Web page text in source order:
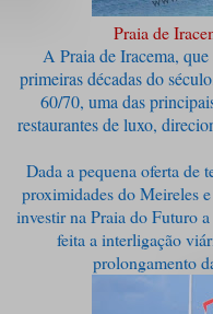
Praia de
A Praia de Iracema,
primeiras décadas do
60/70, uma das
restaurantes de luxo,
Dada a pequena oferta de
proximidades do Meireles
investir na Praia do Futuro
feita a interligação
prolongamento